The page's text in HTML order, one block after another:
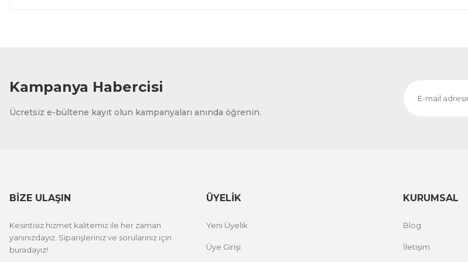
Kampanya Habercisi
Ücretsiz e-bültene kayıt olun kampanyaları anında öğrenin.
BİZE ULAŞIN
Kesintisiz hizmet kalitemiz ile her zaman
yanınızdayız. Siparişleriniz ve sorularınız için
buradayız!
ÜYELİK
Yeni Üyelik
Üye Girişi
KURUMSAL
Blog
İletişim